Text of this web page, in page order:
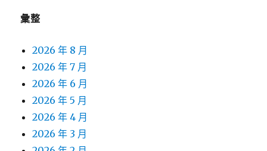
彙整
2026 年 8 月
2026 年 7 月
2026 年 6 月
2026 年 5 月
2026 年 4 月
2026 年 3 月